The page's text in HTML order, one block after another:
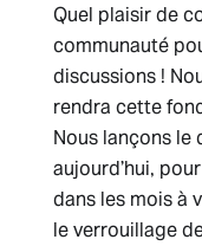
Quel plaisir de
communauté
discussions !
rendra cette
Nous lançons
aujourd’hui,
dans les mois à
le verrouillage